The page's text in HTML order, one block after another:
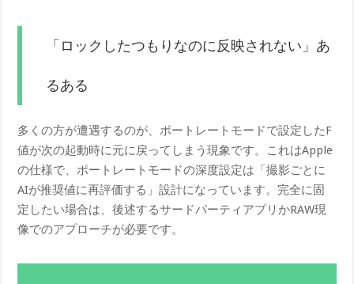
「ロックしたつもりなのに反映されない」あ
るある
多くの方が遭遇するのが、ポートレートモードで設定したF
値が次の起動時に元に戻ってしまう現象です。これはApple
の仕様で、ポートレートモードの深度設定は「撮影ごとに
AIが推奨値に再評価する」設計になっています。完全に固
定したい場合は、後述するサードパーティアプリかRAW現
像でのアプローチが必要です。